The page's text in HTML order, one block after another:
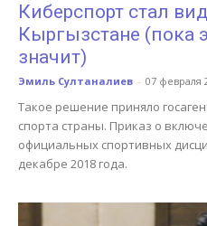
Киберспорт стал
Кыргызстане (пока
значит)
Эмиль Султаналиев - 07 февраля
Такое решение приняло
спорта страны. Приказ о
официальных спортивных
декабре 2018 года.